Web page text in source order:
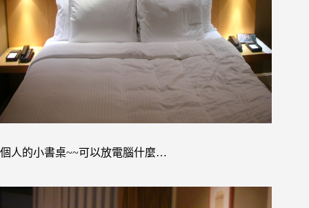
個人的小書桌~~可以放電腦什麼…